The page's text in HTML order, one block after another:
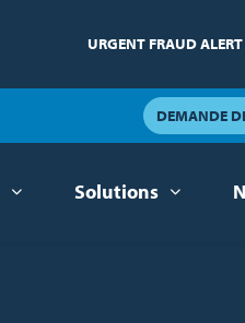
URGENT FRAUD ALERT
DEMANDE
Solutions